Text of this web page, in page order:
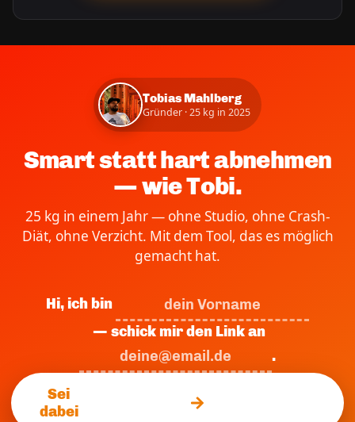
Tobias Mahlberg
Gründer · 25 kg in 2025
Smart statt hart abnehmen
— wie Tobi.
25 kg in einem Jahr — ohne Studio, ohne Crash-
Diät, ohne Verzicht. Mit dem Tool, das es möglich
gemacht hat.
Hi, ich bin
— schick mir den Link an
.
Sei
dabei